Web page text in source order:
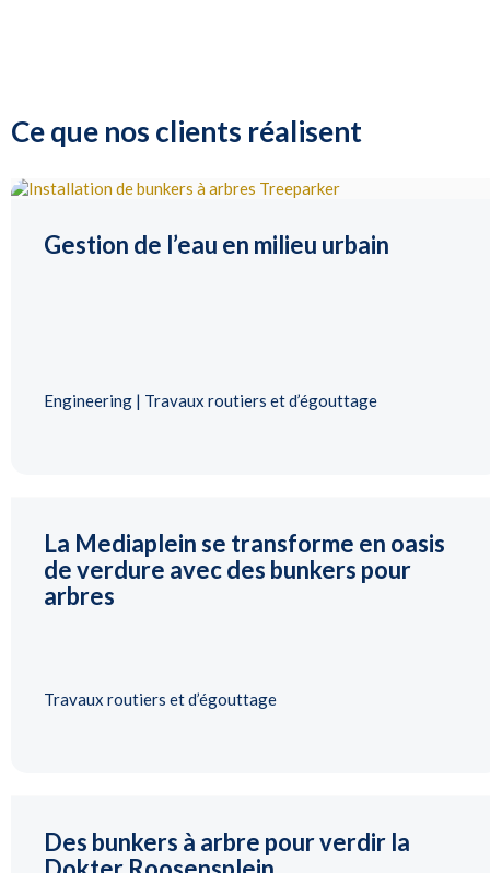
Ce que nos clients réalisent
Gestion de l’eau en milieu urbain
Engineering | Travaux routiers et d’égouttage
La Mediaplein se transforme en oasis
de verdure avec des bunkers pour
arbres
Travaux routiers et d’égouttage
Des bunkers à arbre pour verdir la